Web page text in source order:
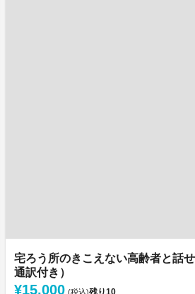
宅ろう所のきこえない高齢者と話
通訳付き）
¥15,000 (税込)残り10